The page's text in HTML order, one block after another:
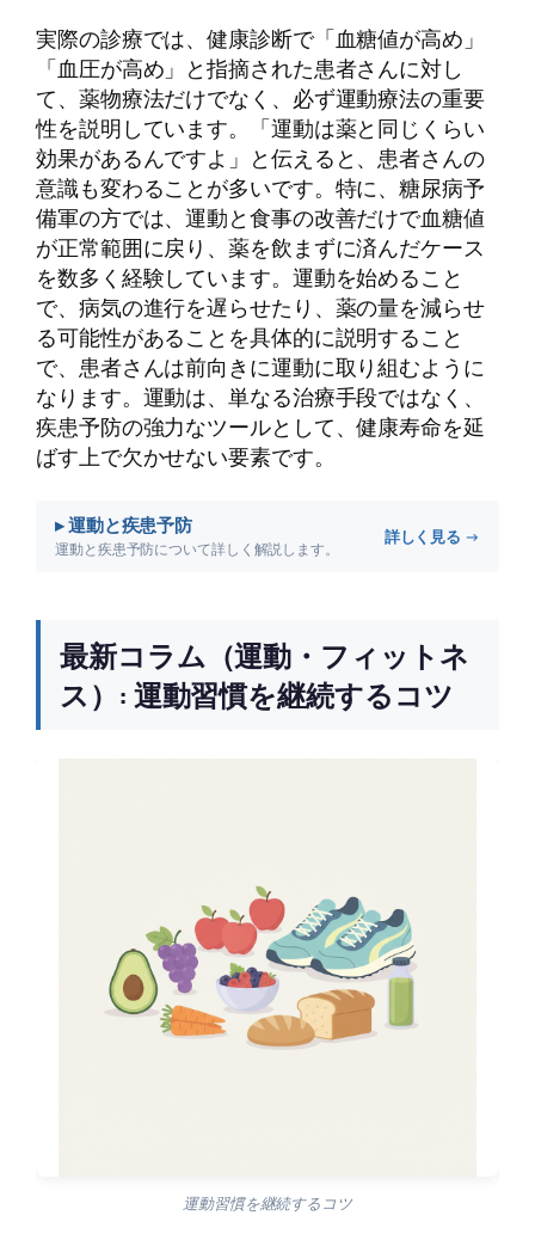
実際の診療では、健康診断で「血糖値が高め」
「血圧が高め」と指摘された患者さんに対し
て、薬物療法だけでなく、必ず運動療法の重要
性を説明しています。「運動は薬と同じくらい
効果があるんですよ」と伝えると、患者さんの
意識も変わることが多いです。特に、糖尿病予
備軍の方では、運動と食事の改善だけで血糖値
が正常範囲に戻り、薬を飲まずに済んだケース
を数多く経験しています。運動を始めること
で、病気の進行を遅らせたり、薬の量を減らせ
る可能性があることを具体的に説明すること
で、患者さんは前向きに運動に取り組むように
なります。運動は、単なる治療手段ではなく、
疾患予防の強力なツールとして、健康寿命を延
ばす上で欠かせない要素です。
▸ 運動と疾患予防
運動と疾患予防について詳しく解説します。
詳しく見る →
最新コラム（運動・フィットネ
ス）: 運動習慣を継続するコツ
運動習慣を継続するコツ